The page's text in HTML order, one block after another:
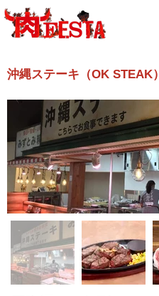
沖縄ステーキ（OK STEAK）